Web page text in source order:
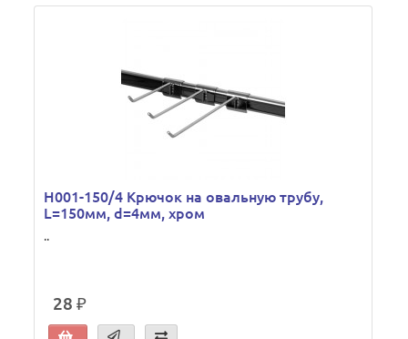
H001-150/4 Крючок на овальную трубу,
L=150мм, d=4мм, хром
..
28 ₽